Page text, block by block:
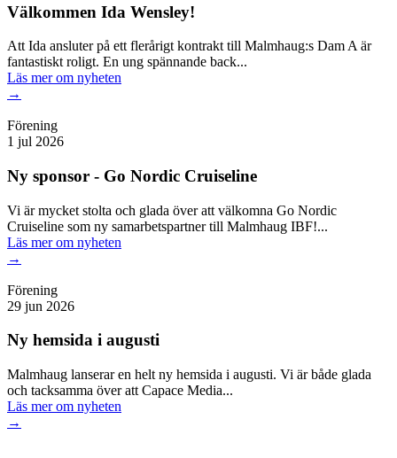
Välkommen Ida Wensley!
Att Ida ansluter på ett flerårigt kontrakt till Malmhaug:s Dam A är
fantastiskt roligt. En ung spännande back...
Läs merom nyheten
→
Förening
1 jul 2026
Ny sponsor - Go Nordic Cruiseline
Vi är mycket stolta och glada över att välkomna Go Nordic
Cruiseline som ny samarbetspartner till Malmhaug IBF!...
Läs merom nyheten
→
Förening
29 jun 2026
Ny hemsida i augusti
Malmhaug lanserar en helt ny hemsida i augusti. Vi är både glada
och tacksamma över att Capace Media...
Läs merom nyheten
→